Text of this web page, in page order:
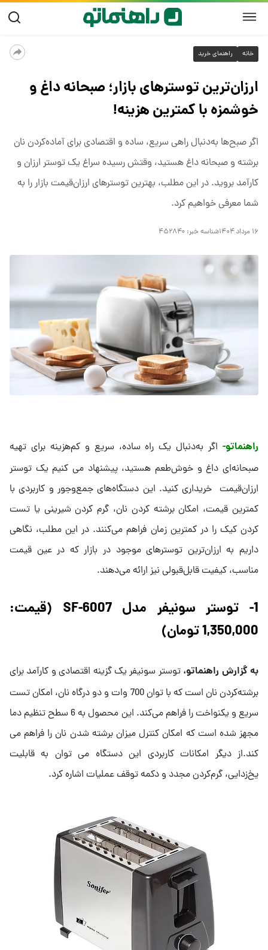
خانه راهنمای خرید
ارزان‌ترین توسترهای بازار؛ صبحانه داغ و
خوشمزه با کمترین هزینه!
اگر صبح‌ها به‌دنبال راهی سریع، ساده و اقتصادی برای آماده‌کردن نان
برشته و صبحانه داغ هستید، وقتش رسیده سراغ یک توستر ارزان و
کارآمد بروید. در این مطلب، بهترین توسترهای ارزان‌قیمت بازار را به
شما معرفی خواهیم کرد.
۱۶ مرداد ۱۴۰۴ شناسه خبر: ۴۵۲۸۴۰
راهنماتو- اگر به‌دنبال یک راه ساده، سریع و کم‌هزینه برای تهیه
صبحانه‌ای داغ و خوش‌طعم هستید، پیشنهاد می کنیم یک توستر
ارزان‌قیمت خریداری کنید. این دستگاه‌های جمع‌وجور و کاربردی با
کمترین قیمت، امکان برشته کردن نان، گرم کردن شیرینی یا تست
کردن کیک را در کمترین زمان فراهم می‌کنند. در این مطلب، نگاهی
داریم به ارزان‌ترین توسترهای موجود در بازار که در عین قیمت
مناسب، کیفیت قابل‌قبولی نیز ارائه می‌دهند.
1- توستر سونیفر مدل SF-6007 (قیمت:
1,350,000 تومان)
به گزارش راهنماتو، توستر سونیفر یک گزینه اقتصادی و کارآمد برای
برشته‌کردن نان است که با توان 700 وات و دو درگاه نان، امکان تست
سریع و یکنواخت را فراهم می‌کند. این محصول به 6 سطح تنظیم دما
مجهز شده است که امکان کنترل میزان برشته شدن نان را فراهم می
کند.از دیگر امکانات کاربردی این دستگاه می توان به قابلیت
یخ‌زدایی، گرم‌کردن مجدد و دکمه توقف عملیات اشاره کرد.